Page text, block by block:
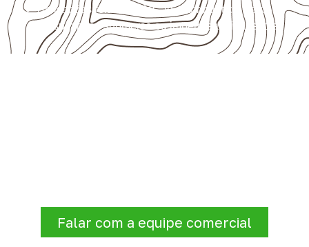
Aplicações relacionadas ao setor náutico, sem
presumir uso submerso ou impermeabilidade total.
Falar com a equipe comercial